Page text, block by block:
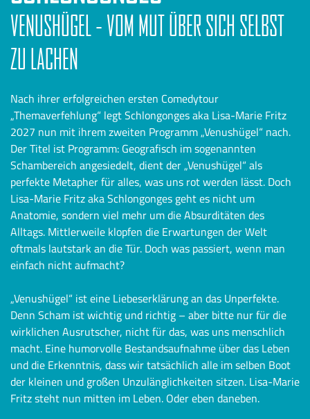
VENUSHÜGEL - VOM MUT ÜBER SICH SELBST
ZU LACHEN
Nach ihrer erfolgreichen ersten Comedytour
„Themaverfehlung“ legt Schlongonges aka Lisa-Marie Fritz
2027 nun mit ihrem zweiten Programm „Venushügel“ nach.
Der Titel ist Programm: Geografisch im sogenannten
Schambereich angesiedelt, dient der „Venushügel“ als
perfekte Metapher für alles, was uns rot werden lässt. Doch
Lisa-Marie Fritz aka Schlongonges geht es nicht um
Anatomie, sondern viel mehr um die Absurditäten des
Alltags. Mittlerweile klopfen die Erwartungen der Welt
oftmals lautstark an die Tür. Doch was passiert, wenn man
einfach nicht aufmacht?
„Venushügel“ ist eine Liebeserklärung an das Unperfekte.
Denn Scham ist wichtig und richtig – aber bitte nur für die
wirklichen Ausrutscher, nicht für das, was uns menschlich
macht. Eine humorvolle Bestandsaufnahme über das Leben
und die Erkenntnis, dass wir tatsächlich alle im selben Boot
der kleinen und großen Unzulänglichkeiten sitzen. Lisa-Marie
Fritz steht nun mitten im Leben. Oder eben daneben.